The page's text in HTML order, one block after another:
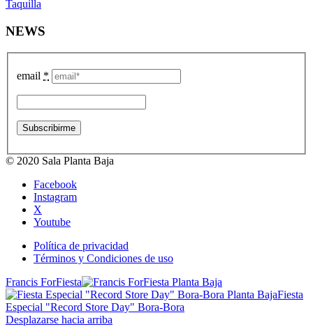
Taquilla
NEWS
email *
© 2020 Sala Planta Baja
Facebook
Instagram
X
Youtube
Política de privacidad
Términos y Condiciones de uso
Francis ForFiesta
Fiesta
Especial "Record Store Day" Bora-Bora
Desplazarse hacia arriba